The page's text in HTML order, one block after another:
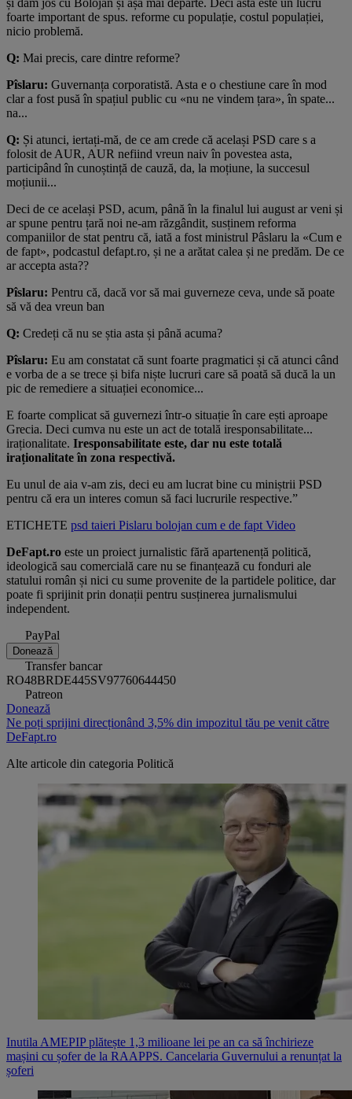
foarte important de spus. reforme cu populație, costul populației,
nicio problemă.
Q: Mai precis, care dintre reforme?
Pîslaru: Guvernanța corporatistă. Asta e o chestiune care în mod
clar a fost pusă în spațiul public cu «nu ne vindem țara», în spate...
na...
Q: Și atunci, iertați-mă, de ce am crede că același PSD care s a
folosit de AUR, AUR nefiind vreun naiv în povestea asta,
participând în cunoștință de cauză, da, la moțiune, la succesul
moțiunii...
Deci de ce același PSD, acum, până în la finalul lui august ar veni și
ar spune pentru țară noi ne-am răzgândit, susținem reforma
companiilor de stat pentru că, iată a fost ministrul Pâslaru la «Cum e
de fapt», podcastul defapt.ro, și ne a arătat calea și ne predăm. De ce
ar accepta asta??
Pîslaru: Pentru că, dacă vor să mai guverneze ceva, unde să poate
să vă dea vreun ban
Q: Credeți că nu se știa asta și până acuma?
Pîslaru: Eu am constatat că sunt foarte pragmatici și că atunci când
e vorba de a se trece și bifa niște lucruri care să poată să ducă la un
pic de remediere a situației economice...
E foarte complicat să guvernezi într-o situație în care ești aproape
Grecia. Deci cumva nu este un act de totală iresponsabilitate...
iraționalitate. Iresponsabilitate este, dar nu este totală
iraționalitate în zona respectivă.
Eu unul de aia v-am zis, deci eu am lucrat bine cu miniștrii PSD
pentru că era un interes comun să faci lucrurile respective.”
ETICHETE psd taieri Pislaru bolojan cum e de fapt Video
DeFapt.ro este un proiect jurnalistic fără apartenență politică,
ideologică sau comercială care nu se finanțează cu fonduri ale
statului român și nici cu sume provenite de la partidele politice, dar
poate fi sprijinit prin donații pentru susținerea jurnalismului
independent.
PayPal
Donează
Transfer bancar
RO48BRDE445SV97760644450
Patreon
Donează
Ne poți sprijini direcționând 3,5% din impozitul tău pe venit către
DeFapt.ro
Alte articole din categoria Politică
Inutila AMEPIP plătește 1,3 milioane lei pe an ca să închirieze
mașini cu șofer de la RAAPPS. Cancelaria Guvernului a renunțat la
șoferi